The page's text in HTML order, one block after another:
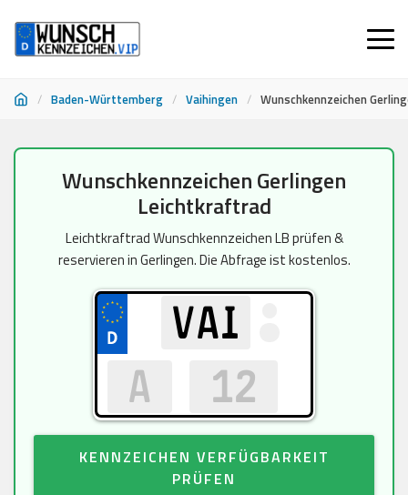
/ Baden-Württemberg / Vaihingen / Wunschkennzeichen
Wunschkennzeichen Gerlingen
Leichtkraftrad
Leichtkraftrad Wunschkennzeichen LB prüfen &
reservieren in Gerlingen. Die Abfrage ist kostenlos.
KENNZEICHEN VERFÜGBARKEIT
PRÜFEN